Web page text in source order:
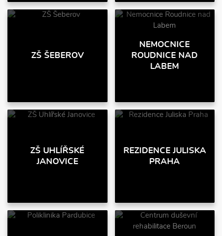
ZŠ ŠEBEROV
NEMOCNICE
ROUDNICE NAD
LABEM
ZŠ UHLÍŘSKÉ
JANOVICE
REZIDENCE JULISKA
PRAHA